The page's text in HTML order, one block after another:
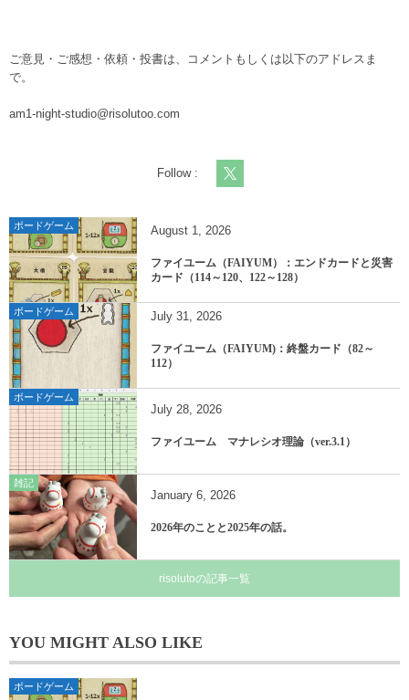
ご意見・ご感想・依頼・投書は、コメントもしくは以下のアドレスま
で。
am1-night-studio@risolutoo.com
Follow :
ボードゲーム August 1, 2026
ファイユーム（FAIYUM）：エンドカードと災害
カード（114～120、122～128）
ボードゲーム July 31, 2026
ファイユーム（FAIYUM)：終盤カード（82～
112）
ボードゲーム
July 28, 2026
ファイユーム マナレシオ理論（ver.3.1）
雑記
January 6, 2026
2026年のことと2025年の話。
risolutoの記事一覧
YOU MIGHT ALSO LIKE
ボードゲーム